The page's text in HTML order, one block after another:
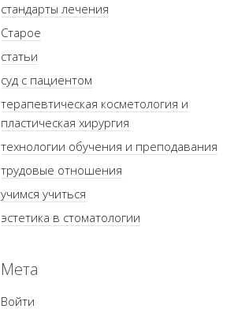
стандарты лечения
Старое
статьи
суд с пациентом
терапевтическая косметология и
пластическая хирургия
технологии обучения и преподавания
трудовые отношения
учимся учиться
эстетика в стоматологии
Мета
Войти